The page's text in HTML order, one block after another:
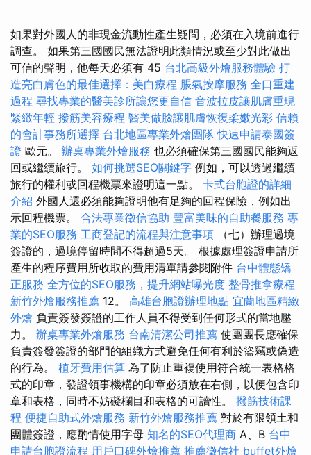
如果對外國人的非現金流動性產生疑問，必須在入境前進行
調查。 如果第三國國民無法證明此類情況或至少對此做出
可信的聲明，他每天必須有 45 台北高級外燴服務體驗 打
造亮白膚色的最佳選擇：美白療程 脹氣按摩服務 全口重建
過程 尋找專業的醫美診所讓您更自信 音波拉皮讓肌膚重現
緊緻年輕 撥筋美容療程 醫美做臉讓肌膚恢復柔嫩光彩 信賴
的會計事務所選擇 台北地區專業外燴團隊快速申請泰國簽
證 歐元。 辦桌專業外燴服務 也必須確保第三國國民能夠返
回或繼續旅行。 如何挑選SEO關鍵字 例如，可以透過繼續
旅行的權利或回程機票來證明這一點。 卡式台胞證的詳細
介紹 外國人還必須能夠證明他有足夠的回程保險，例如出
示回程機票。 合法專業徵信協助 豐富美味的自助餐服務 專
業的SEO服務 工商登記的流程與注意事項 （七）辦理過境
簽證的，過境停留時間不得超過5天。 根據處理簽證申請所
產生的程序費用所收取的費用清單請參閱附件 台中體態矯
正服務 全方位的SEO服務，提升網站曝光度 整骨推拿療程
新竹外燴服務推薦 12。 高雄台胞證辦理地點 宜蘭地區精緻
外燴 負責簽發簽證的工作人員不得受到任何形式的當地壓
力。 辦桌專業外燴服務 台南清潔公司推薦 使團團長應確保
負責簽發簽證的部門的組織方式避免任何有利於盜竊或偽造
的行為。 植牙費用估算 為了防止重複使用符合統一表格格
式的印章，發證領事機構的印章必須放在右側，以便包含印
章和表格，同時不妨礙欄目和表格的可讀性。 撥筋技術課
程 便捷自助式外燴服務 新竹外燴服務推薦 對於有限領土和
團體簽證，應酌情使用字母 知名的SEO代理商 A、B 台中
申請台胞證流程 用戶口碑外燴推薦 推薦徵信社 buffet外燴